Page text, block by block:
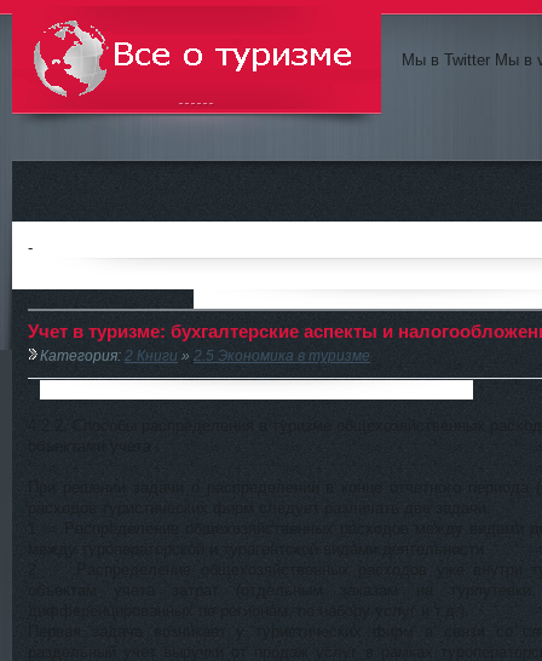
Всё о туризме
Мы в Twitter Мы в
-
Учет в туризме: бухгалтерские аспекты и
Категория: 2 Книги » 2.5 Экономика в туризме
При решении задачи о распределении в конце отчетного периода
расходов туристических фирм следует различать две задачи:
1. Распределение общехозяйственных расходов между видами
между туроператорской и турагентской видами деятельности.
объектам учета затрат (отдельным заказам на
дифференцированных по регионам, по набору услуг и т.д.).
Первая задача возникает у туристических фирм в связи со